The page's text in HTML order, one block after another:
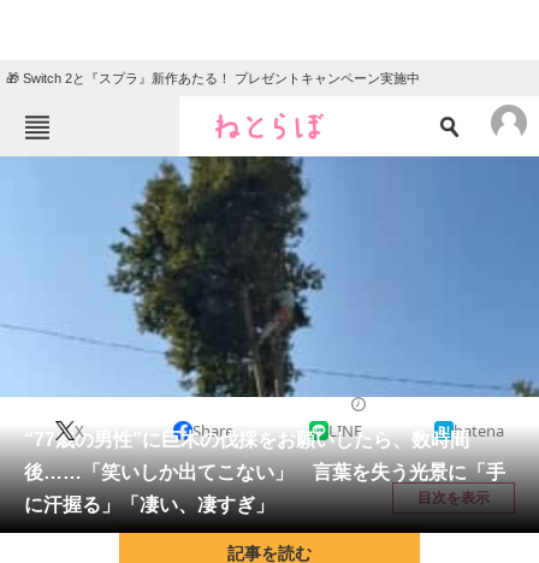
🎁 Switch 2と『スプラ』新作あたる！ プレゼントキャンペーン実施中
ねとらぼメニュー
ニュース
クイズ
地域
住まい 教育・育児
リサーチ
会員記事
メディア
注目記事を集めた総合ページ
“77歳の男性”に巨木の伐採をお願いしたら、数時間
後……「笑いしか出てこない」 言葉を失う光景に「手
に汗握る」「凄い、凄すぎ」
X Share LINE hatena
目次を表示
記事を読む